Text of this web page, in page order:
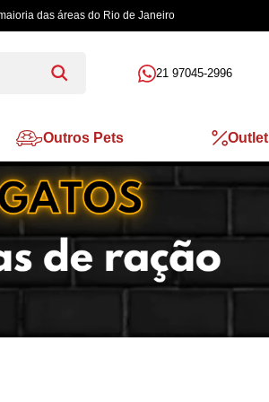
das áreas do Rio de Janeiro
21 97045-2996
Outros Pets Outlet